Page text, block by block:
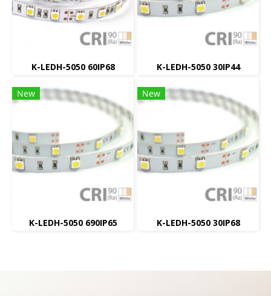
K-LEDH-5050 60IP68 K-LEDH-5050 30IP44
New
K-LEDH-5050 690IP65
New
K-LEDH-5050 30IP68